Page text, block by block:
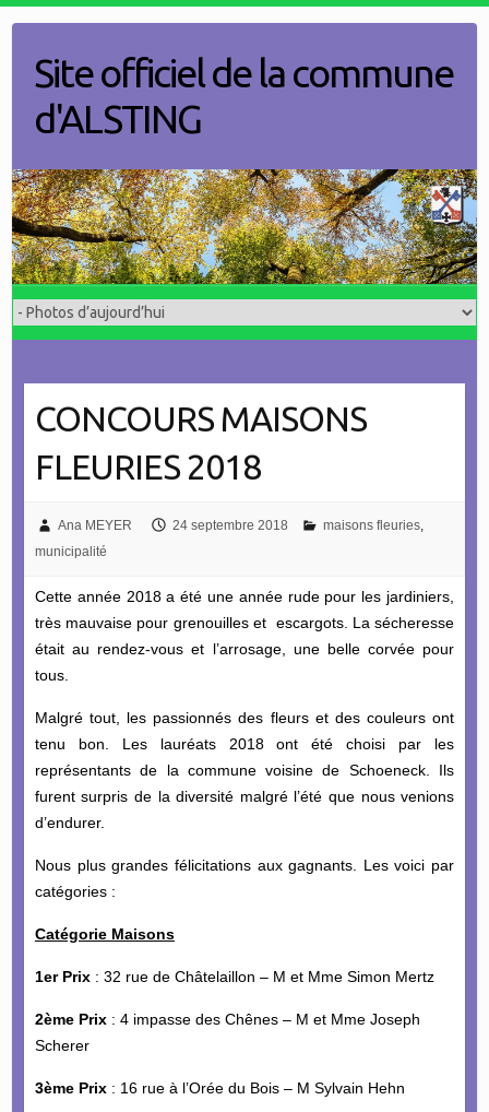
contentSite officiel de la commune
d'ALSTING
CONCOURS MAISONS
FLEURIES 2018
Ana MEYER 24 septembre 2018 maisons fleuries,
municipalité
Cette année 2018 a été une année rude pour les jardiniers,
très mauvaise pour grenouilles et escargots. La sécheresse
était au rendez-vous et l’arrosage, une belle corvée pour
tous.
Malgré tout, les passionnés des fleurs et des couleurs ont
tenu bon. Les lauréats 2018 ont été choisi par les
représentants de la commune voisine de Schoeneck. Ils
furent surpris de la diversité malgré l’été que nous venions
d’endurer.
Nous plus grandes félicitations aux gagnants. Les voici par
catégories :
Catégorie Maisons
1er Prix: 32 rue de Châtelaillon – M et Mme Simon Mertz
2ème Prix: 4 impasse des Chênes – M et Mme Joseph
Scherer
3ème Prix: 16 rue à l’Orée du Bois – M Sylvain Hehn